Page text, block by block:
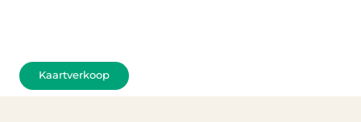
Kaartverkoop